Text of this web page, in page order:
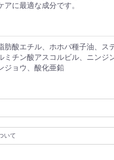
に最適な成分です。
酸エチル、ホホバ種子油、
チン酸アスコルビル、ニン
ジョウ、酸化亜鉛
いて